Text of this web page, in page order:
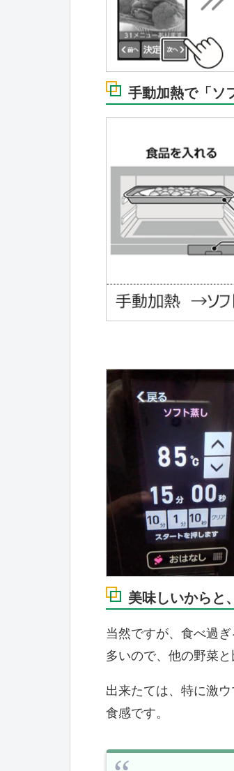
手動加熱で「
美味しいからと
当然ですが、食べ過
多いので、他の野菜と
出来たては、特に激
食感です。